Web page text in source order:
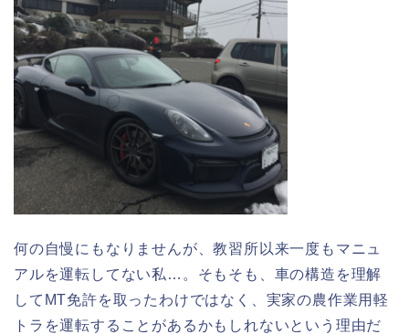
何の自慢にもなりませんが、教習所以来一度もマニュ
アルを運転してない私…。そもそも、車の構造を理解
してMT免許を取ったわけではなく、実家の農作業用軽
トラを運転することがあるかもしれないという理由だ